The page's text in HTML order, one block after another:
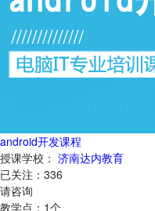
android开发课程
授课学校： 济南达内教育
已关注： 336
请咨询
教学点： 1个